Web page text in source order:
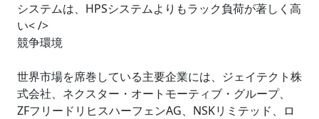
システムは、HPSシステムよりもラック負荷が著しく高
い< />
競争環境
世界市場を席巻している主要企業には、ジェイテクト株
式会社、ネクスター・オートモーティブ・グループ、
ZFフリードリヒスハーフェンAG、NSKリミテッド、ロ